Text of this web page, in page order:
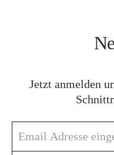
Jetzt anmelden